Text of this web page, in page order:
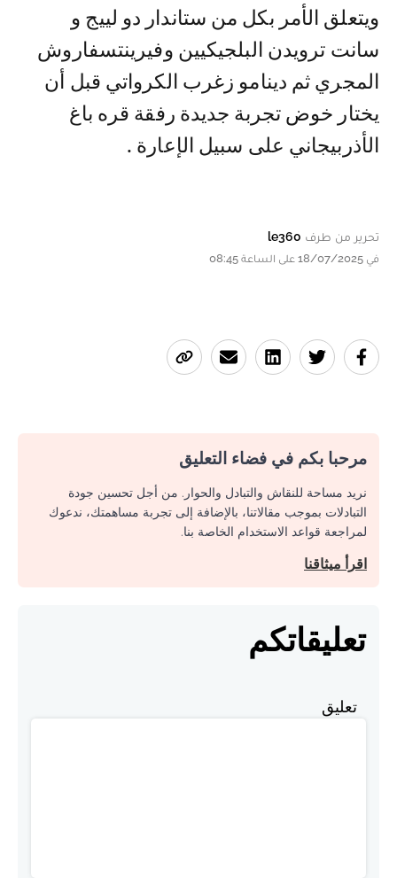
ويتعلق الأمر بكل من ستاندار دو لييج و
سانت ترويدن البلجيكيين وفيرينتسفاروش
المجري ثم دينامو زغرب الكرواتي قبل أن
يختار خوض تجربة جديدة رفقة قره باغ
الأذربيجاني على سبيل الإعارة .
تحرير من طرف le360
في 18/07/2025 على الساعة 08:45
مرحبا بكم في فضاء التعليق
نريد مساحة للنقاش والتبادل والحوار. من أجل تحسين جودة
التبادلات بموجب مقالاتنا، بالإضافة إلى تجربة مساهمتك، ندعوك
لمراجعة قواعد الاستخدام الخاصة بنا.
اقرأ ميثاقنا
تعليقاتكم
تعليق